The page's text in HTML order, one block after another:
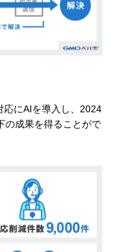
にAIを導入し、2024
の成果を得ることがで